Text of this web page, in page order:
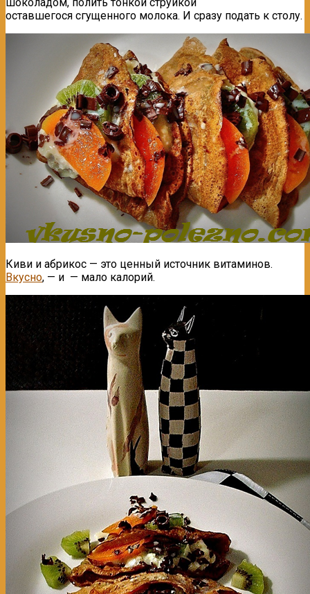
оставшегося сгущенного молока. И сразу подать к столу.
Киви и абрикос — это ценный источник витаминов.
Вкусно, — и — мало калорий.